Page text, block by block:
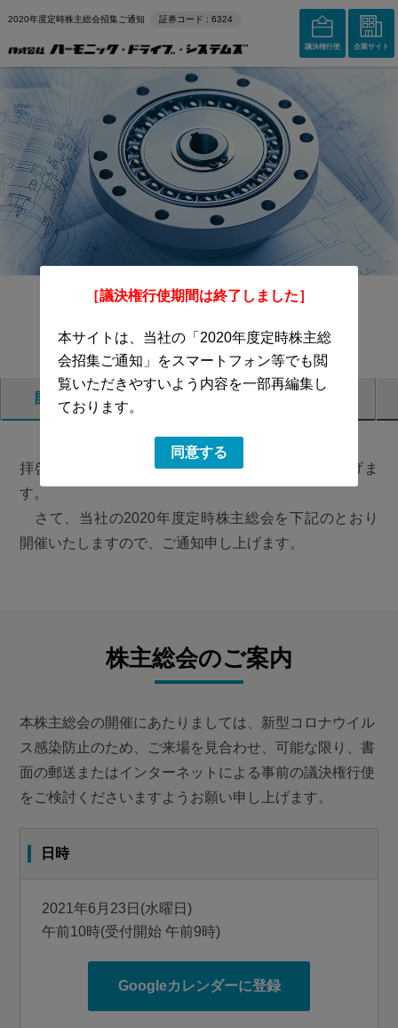
2020年度定時株主総会招集ご通知 証券コード : 6324
議決権行使 企業サイト
招集ご通知
開催概要
拝啓 平素は格別のご高配を賜り厚く御礼申し上げま
す。
さて、当社の2020年度定時株主総会を下記のとおり
開催いたしますので、ご通知申し上げます。
株主総会のご案内
本株主総会の開催にあたりましては、新型コロナウイル
ス感染防止のため、ご来場を見合わせ、可能な限り、書
面の郵送またはインターネットによる事前の議決権行使
をご検討くださいますようお願い申し上げます。
日時
2021年6月23日(水曜日)
午前10時(受付開始 午前9時)
Googleカレンダーに登録
［議決権行使期間は終了しました］
本サイトは、当社の「2020年度定時株主総
会招集ご通知」をスマートフォン等でも閲
覧いただきやすいよう内容を一部再編集し
ております。
同意する